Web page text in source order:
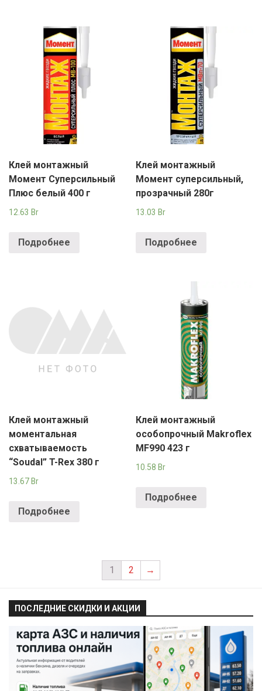
Клей монтажный
Момент Суперсильный
Плюс белый 400 г
12.63 Br
Подробнее
Клей монтажный
Момент суперсильный,
прозрачный 280г
13.03Br
Подробнее
Клей монтажный
моментальная
схватываемость
“Soudal” T-Rex 380 г
13.67 Br
Подробнее
Клей монтажный
особопрочный Makroflex
MF990 423 г
10.58 Br
Подробнее
1 2 →
ПОСЛЕДНИЕ СКИДКИ И АКЦИИ